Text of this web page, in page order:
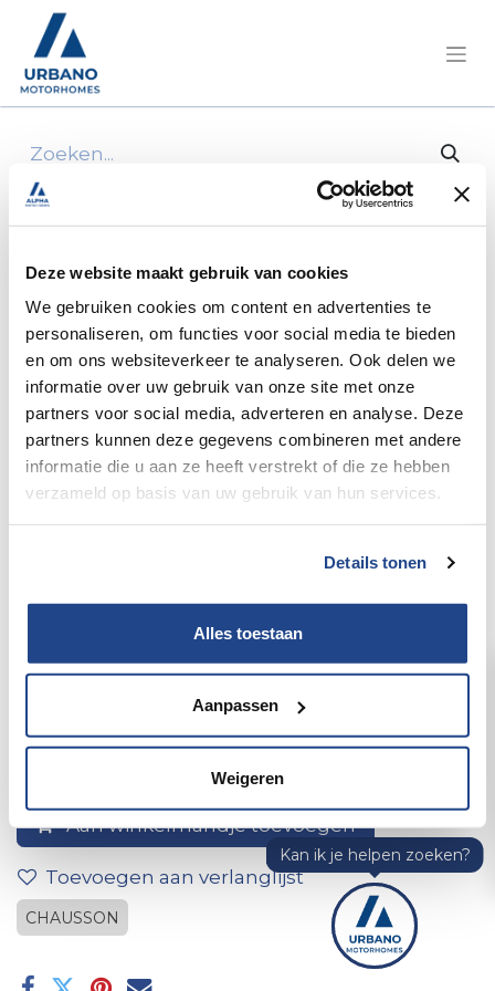
Deze website maakt gebruik van cookies
We gebruiken cookies om content en advertenties te
personaliseren, om functies voor social media te bieden
en om ons websiteverkeer te analyseren. Ook delen we
informatie over uw gebruik van onze site met onze
partners voor social media, adverteren en analyse. Deze
partners kunnen deze gegevens combineren met andere
informatie die u aan ze heeft verstrekt of die ze hebben
verzameld op basis van uw gebruik van hun services.
Details tonen
Alles toestaan
Aanpassen
Weigeren
Alle producten Acrylglas s4 800*450 gr013
Acrylglas s4 800*450 gr013
Aan winkelmandje toevoegen
Toevoegen aan verlanglijst
CHAUSSON